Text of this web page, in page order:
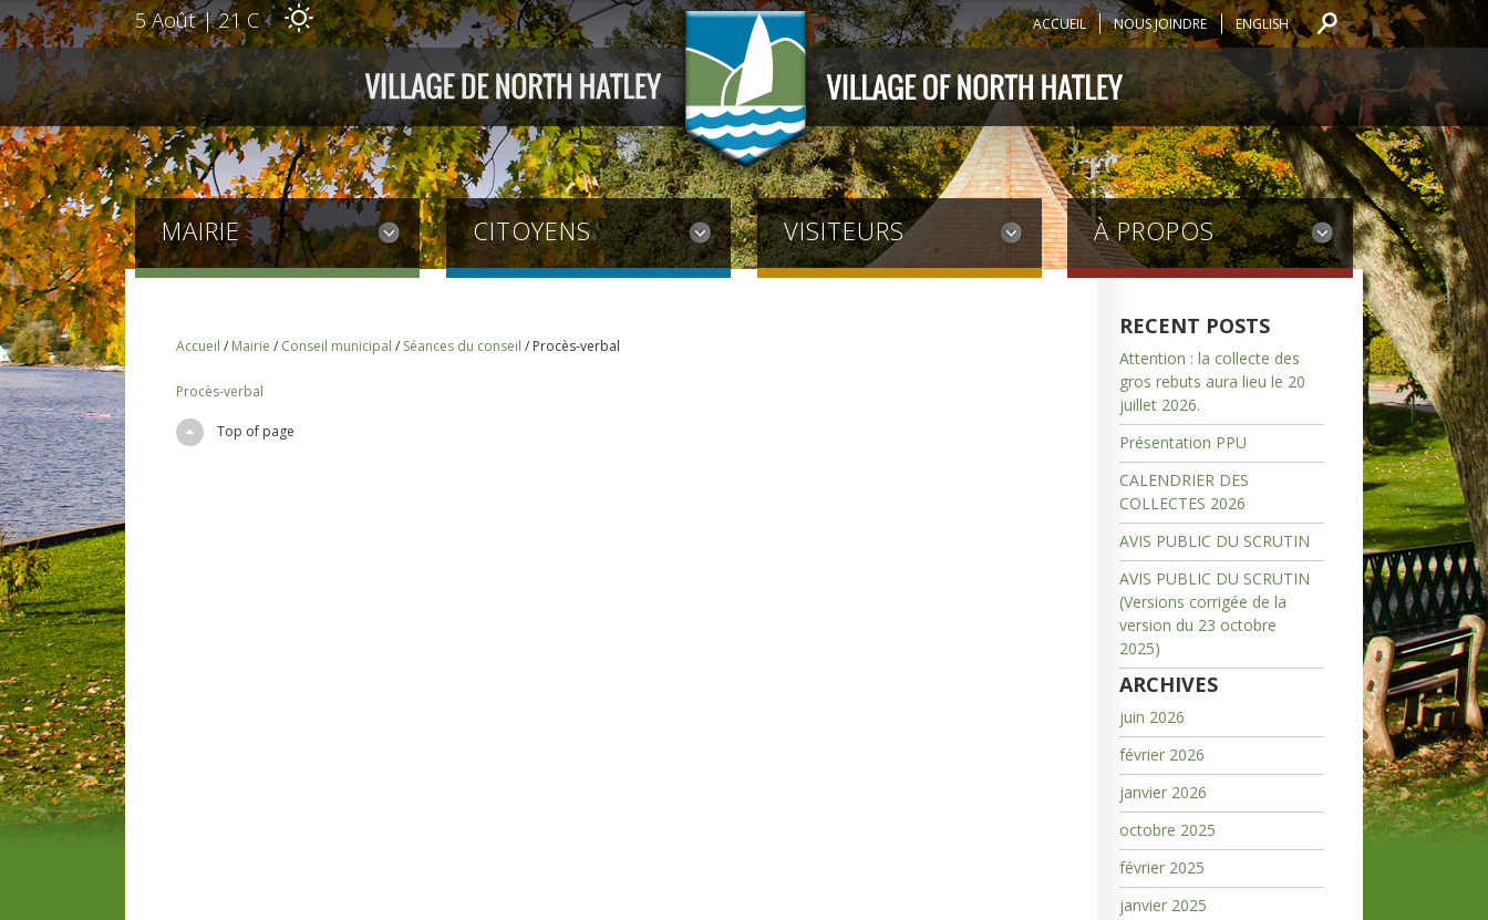
5 Août | 21 C ACCUEIL NOUS JOINDRE ENGLISH
MAIRIE CITOYENS VISITEURS À PROPOS
Accueil / Mairie / Conseil municipal / Séances du conseil / Procès-verbal
Procès-verbal
Top of page
RECENT POSTS
Attention : la collecte des
gros rebuts aura lieu le 20
juillet 2026.
Présentation PPU
CALENDRIER DES
COLLECTES 2026
AVIS PUBLIC DU SCRUTIN
AVIS PUBLIC DU SCRUTIN
(Versions corrigée de la
version du 23 octobre
2025)
ARCHIVES
juin 2026
février 2026
janvier 2026
octobre 2025
février 2025
janvier 2025